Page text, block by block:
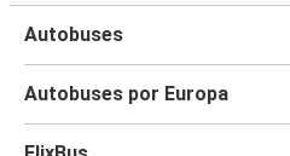
Autobuses
Autobuses por Europa